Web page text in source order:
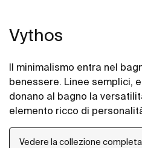
Vythos
Il minimalismo entra nel
benessere. Linee semplici,
donano al bagno la
elemento ricco di
proposta estremamente
adattare.
Vedere la collezione completa